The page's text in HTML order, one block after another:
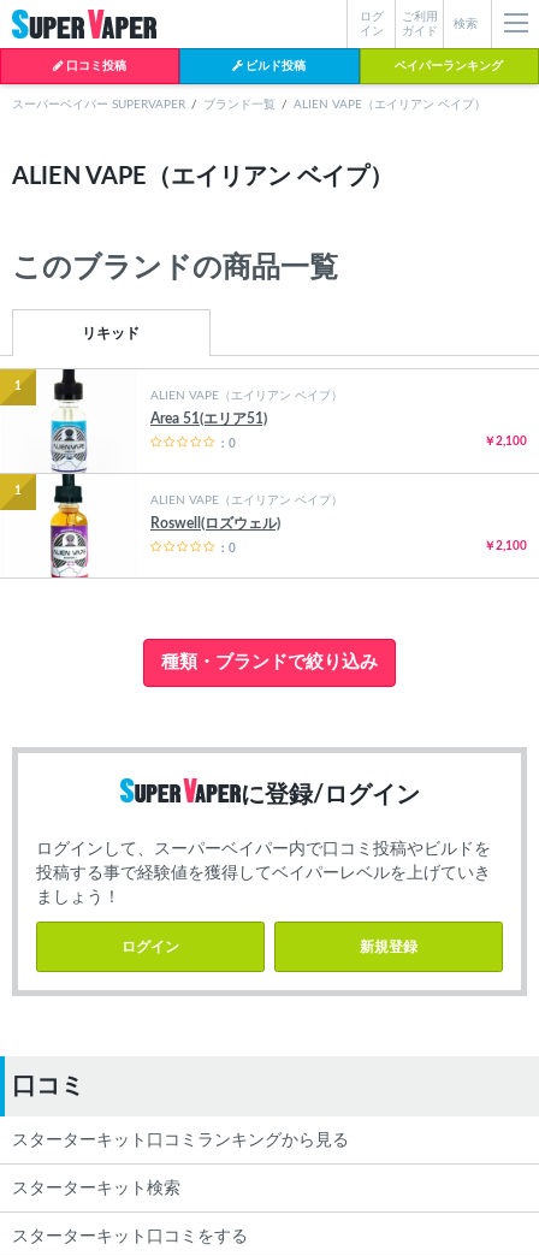
検索
ご利用
ガイド
ログ
イン
口コミ投稿 ビルド投稿 ベイパーランキング
よく検索されているワード
クラプトン
18650
2026 istick
MENTHOL(タバコメンソール)
スーパーベイパー SUPERVAPER ブランド一覧 ALIEN VAPE（エイリアン ベイプ）
ALIEN VAPE（エイリアン ベイプ）
このブランドの商品一覧
リキッド
1
ALIEN VAPE（エイリアン ベイプ）
Area 51(エリア51)
：0 ￥2,100
1
ALIEN VAPE（エイリアン ベイプ）
Roswell(ロズウェル)
：0 ￥2,100
種類・ブランドで絞り込み
に登録/ログイン
ログインして、スーパーベイパー内で口コミ投稿やビルドを
投稿する事で経験値を獲得してベイパーレベルを上げていき
ましょう！
ログイン 新規登録
口コミ
スターターキット口コミランキングから見る
スターターキット検索
スターターキット口コミをする
見つからない場合データベースに該当の商品がまだ登録されていない可能
現在の絞り込み条件をすべてクリア